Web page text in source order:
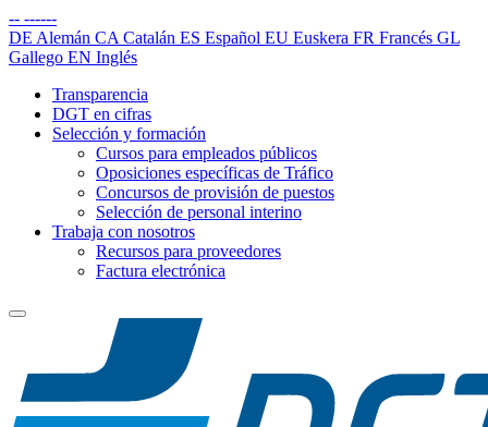
-- ------
DE Alemán CA Catalán ES Español EU Euskera FR Francés GL
Gallego EN Inglés
Transparencia
DGT en cifras
Selección y formación
Cursos para empleados públicos
Oposiciones específicas de Tráfico
Concursos de provisión de puestos
Selección de personal interino
Trabaja con nosotros
Recursos para proveedores
Factura electrónica